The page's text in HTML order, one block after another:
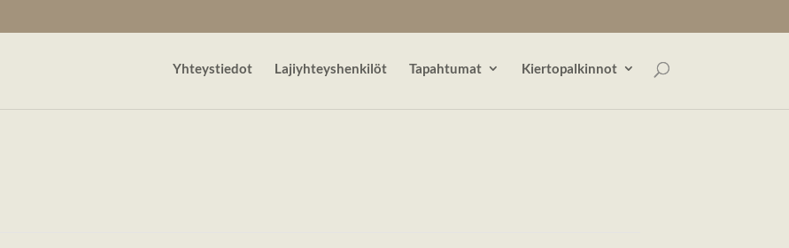
Yhteystiedot Lajiyhteyshenkilöt Tapahtumat Kiertopalkinnot